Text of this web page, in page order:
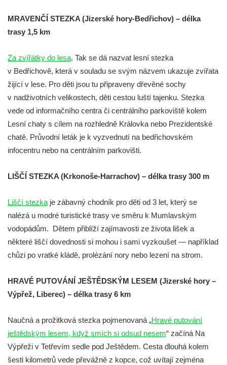
MRAVENČÍ STEZKA (Jizerské hory-Bedřichov) – délka
trasy 1,5 km
Za zvířátky do lesa. Tak se dá nazvat lesní stezka
v Bedřichově, která v souladu se svým názvem ukazuje zvířata
žijící v lese. Pro děti jsou tu připraveny dřevěné sochy
v nadživotních velikostech, děti cestou luští tajenku. Stezka
vede od informačního centra či centrálního parkoviště kolem
Lesní chaty s cílem na rozhledně Královka nebo Prezidentské
chatě. Průvodní leták je k vyzvednutí na bedřichovském
infocentru nebo na centrálním parkovišti.
LIŠČÍ STEZKA (Krkonoše-Harrachov) – délka trasy 300 m
Liščí stezka je zábavný chodník pro děti od 3 let, který se
nalézá u modré turistické trasy ve směru k Mumlavským
vodopádům. Dětem přiblíží zajímavosti ze života lišek a
některé liščí dovednosti si mohou i sami vyzkoušet — například
chůzi po vratké kládě, prolézání nory nebo lezení na strom.
HRAVÉ PUTOVÁNÍ JEŠTĚDSKÝM LESEM (Jizerské hory –
Výpřež, Liberec) – délka trasy 6 km
Naučná a prožitková stezka pojmenovaná „Hravé putování
ještědským lesem, když smích si odsud nesem“ začíná Na
Výpřeži v Tetřevím sedle pod Ještědem. Cesta dlouhá kolem
šesti kilometrů vede převážně z kopce, což uvítají zejména